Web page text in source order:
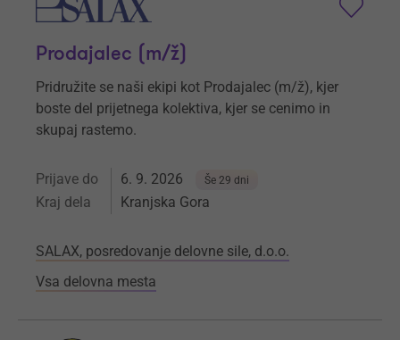
Prodajalec (m/ž)
Pridružite se naši ekipi kot Prodajalec (m/ž), kjer
boste del prijetnega kolektiva, kjer se cenimo in
skupaj rastemo.
Prijave do 6. 9. 2026 Še 29 dni
Kraj dela Kranjska Gora
SALAX, posredovanje delovne sile, d.o.o.
Vsa delovna mesta